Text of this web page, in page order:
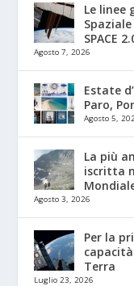
Le linee
SPACE
Agosto 7, 2026
Estate
Paro,
Agosto 5,
La più
iscritta
Agosto 3, 2026
Per la
Terra
Luglio 23, 2026